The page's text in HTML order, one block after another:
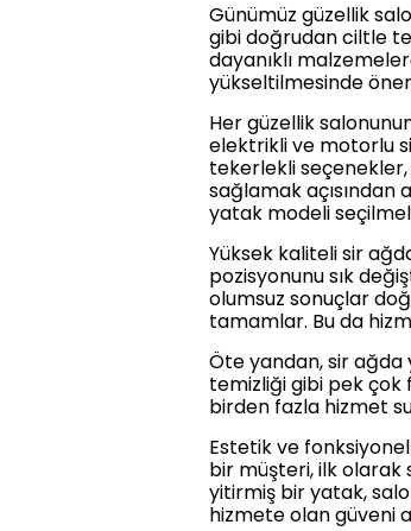
Günümüz güzellik
gibi doğrudan ciltle
dayanıklı
yükseltilmesinde
Her güzellik
elektrikli ve motorlu
tekerlekli
sağlamak açısından
yatak modeli
Yüksek kaliteli sir
pozisyonunu sık
olumsuz sonuçlar
tamamlar. Bu da
Öte yandan, sir ağda
temizliği gibi pek çok
birden fazla hizmet
Estetik ve
bir müşteri, ilk olarak
yitirmiş bir yatak,
hizmete olan güveni